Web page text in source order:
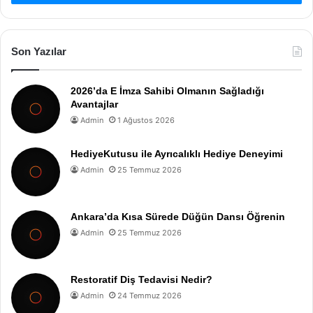
Son Yazılar
2026’da E İmza Sahibi Olmanın Sağladığı
Avantajlar
Admin 1 Ağustos 2026
HediyeKutusu ile Ayrıcalıklı Hediye Deneyimi
Admin 25 Temmuz 2026
Ankara’da Kısa Sürede Düğün Dansı Öğrenin
Admin 25 Temmuz 2026
Restoratif Diş Tedavisi Nedir?
Admin 24 Temmuz 2026